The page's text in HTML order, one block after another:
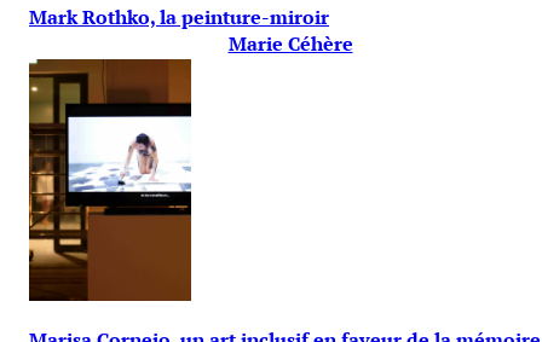
Mark Rothko, la peinture-miroir
Marie Céhère